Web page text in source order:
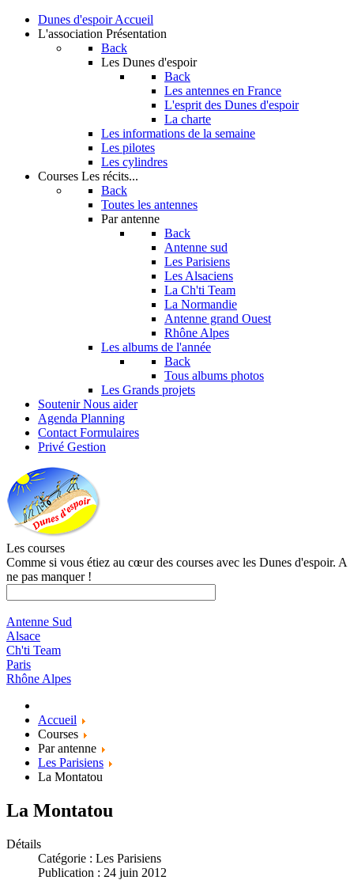
Dunes d'espoir Accueil
L'association Présentation
Back
Les Dunes d'espoir
Back
Les antennes en France
L'esprit des Dunes d'espoir
La charte
Les informations de la semaine
Les pilotes
Les cylindres
Courses Les récits...
Back
Toutes les antennes
Par antenne
Back
Antenne sud
Les Parisiens
Les Alsaciens
La Ch'ti Team
La Normandie
Antenne grand Ouest
Rhône Alpes
Les albums de l'année
Back
Tous albums photos
Les Grands projets
Soutenir Nous aider
Agenda Planning
Contact Formulaires
Privé Gestion
Les courses
Comme si vous étiez au cœur des courses avec les Dunes d'espoir. A
ne pas manquer !
Antenne Sud
Alsace
Ch'ti Team
Paris
Rhône Alpes
Accueil
Courses
Par antenne
Les Parisiens
La Montatou
La Montatou
Détails
Catégorie : Les Parisiens
Publication : 24 juin 2012